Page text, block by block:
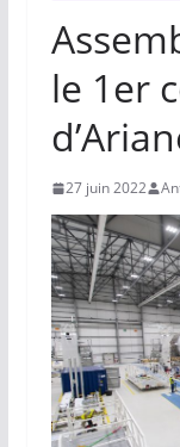
le 1er
27 juin 2022